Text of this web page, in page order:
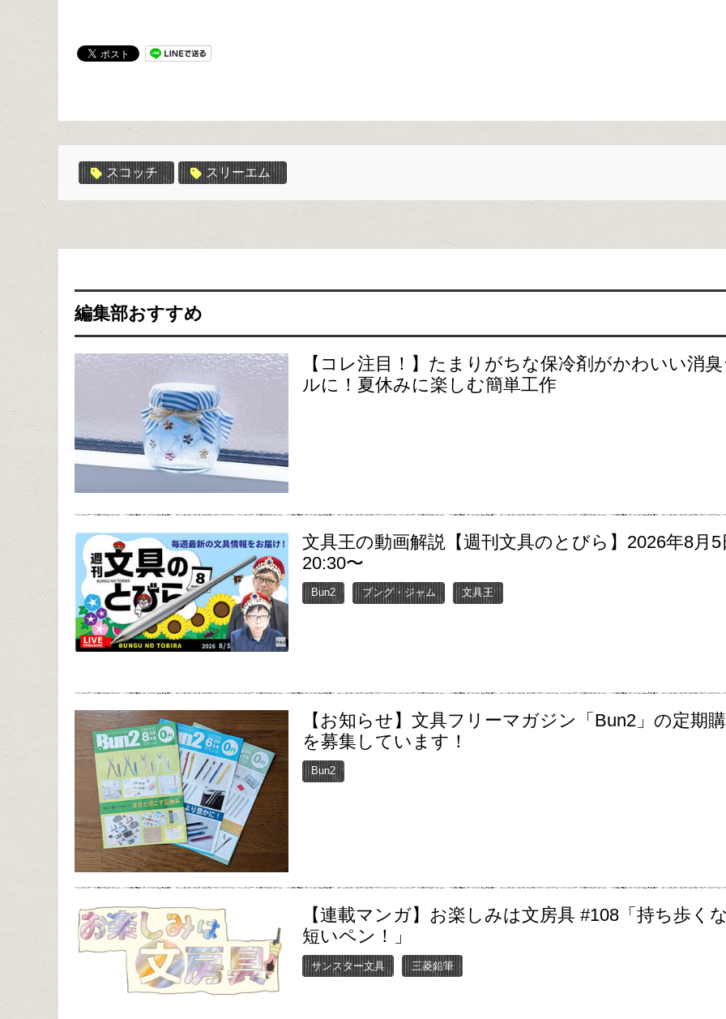
スコッチ スリーエム
編集部おすすめ
【コレ注目！】たまりがちな保冷剤がかわいい消
ルに！夏休みに楽しむ簡単工作
文具王の動画解説【週刊文具のとびら】2026年8月5
20:30〜
Bun2 ブング・ジャム 文具王
【お知らせ】文具フリーマガジン「Bun2」の定期
を募集しています！
Bun2
【連載マンガ】お楽しみは文房具 #108「持ち歩く
短いペン！」
サンスター文具 三菱鉛筆